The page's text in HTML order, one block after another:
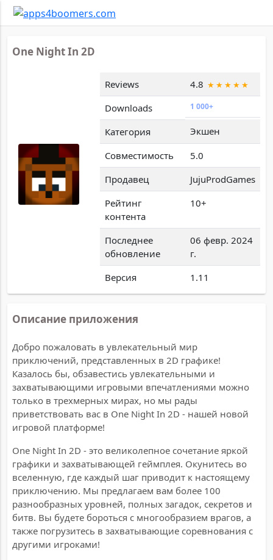
One Night In 2D
Reviews
4.8
Downloads
1 000+
Категория
Экшен
Совместимость
5.0
Продавец
JujuProdGames
Рейтинг
контента
10+
Последнее
обновление
06 февр. 2024
г.
Версия
1.11
Описание приложения
Добро пожаловать в увлекательный мир
приключений, представленных в 2D графике!
Казалось бы, обзавестись увлекательными и
захватывающими игровыми впечатлениями можно
только в трехмерных мирах, но мы рады
приветствовать вас в One Night In 2D - нашей новой
игровой платформе!
One Night In 2D - это великолепное сочетание яркой
графики и захватывающей геймплея. Окунитесь во
вселенную, где каждый шаг приводит к настоящему
приключению. Мы предлагаем вам более 100
разнообразных уровней, полных загадок, секретов и
битв. Вы будете бороться с многообразием врагов, а
также погрузитесь в захватывающие соревнования с
другими игроками!